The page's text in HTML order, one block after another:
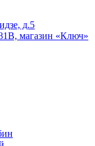
д.5
магазин «Ключ»